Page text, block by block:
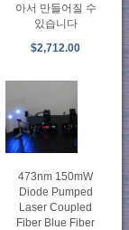
아서 만들어질 수
있습니다
$2,712.00
473nm 150mW
Diode Pumped
Laser Coupled
Fiber Blue Fiber